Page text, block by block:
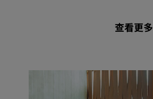
查看更多